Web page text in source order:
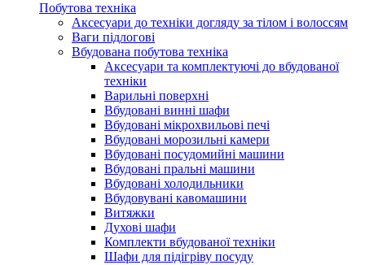
Побутова техніка
Аксесуари до техніки догляду за тілом і волоссям
Ваги підлогові
Вбудована побутова техніка
Аксесуари та комплектуючі до вбудованої
техніки
Варильні поверхні
Вбудовані винні шафи
Вбудовані мікрохвильові печі
Вбудовані морозильні камери
Вбудовані посудомийні машини
Вбудовані пральні машини
Вбудовані холодильники
Вбудовувані кавомашини
Витяжки
Духові шафи
Комплекти вбудованої техніки
Шафи для підігріву посуду